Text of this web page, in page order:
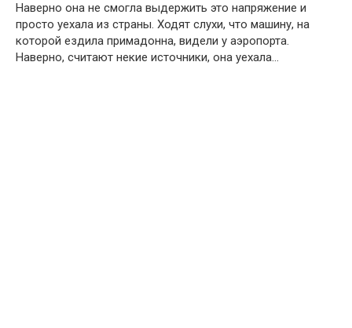
Наверно она не смогла выдержить это напряжение и
просто уехала из страны. Ходят слухи, что машину, на
которой ездила примадонна, видели у аэропорта.
Наверно, считают некие источники, она уехала…